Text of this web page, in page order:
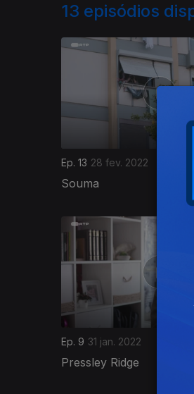
13 episódios
Ep. 13 28 fev. 2022
Souma
Ep. 9 31 jan. 2022
Pressley Ridge